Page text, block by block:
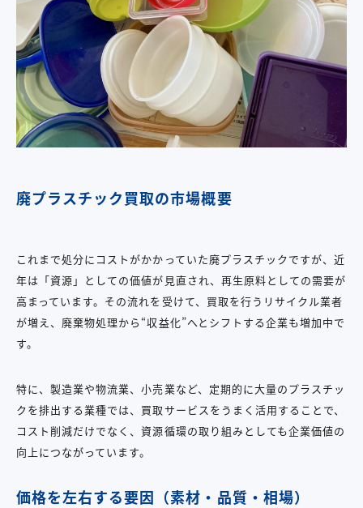
廃プラスチック買取の市場概要
これまで処分にコストがかかっていた廃プラスチックですが、近
年は「資源」としての価値が見直され、再生原料としての需要が
高まっています。その流れを受けて、買取を行うリサイクル業者
が増え、廃棄物処理から“収益化”へとシフトする企業も増加中で
す。
特に、製造業や物流業、小売業など、定期的に大量のプラスチッ
クを排出する業種では、買取サービスをうまく活用することで、
コスト削減だけでなく、資源循環の取り組みとしても企業価値の
向上につながっています。
価格を左右する要因（素材・品質・相場）